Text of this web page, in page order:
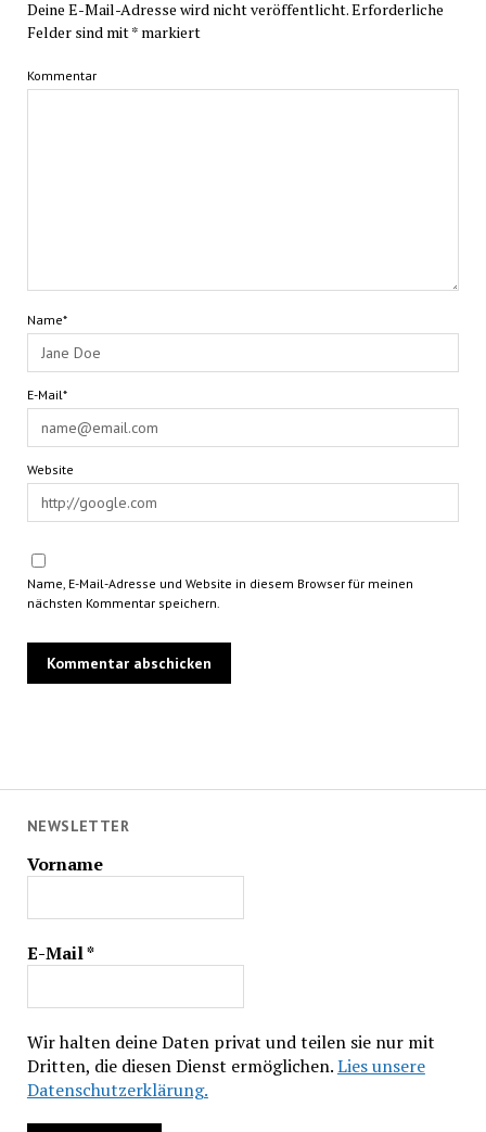
NEWSLETTER
Vorname
E-Mail*
Wir halten deine Daten privat und teilen sie nur mit
Dritten, die diesen Dienst ermöglichen.Lies unsere
Datenschutzerklärung.
Deine E-Mail-Adresse wird nicht veröffentlicht.Erforderliche
Felder sind mit*markiert
Kommentar
Name*
E-Mail*
Website
Name, E-Mail-Adresse und Website in diesem Browser für meinen
nächsten Kommentar speichern.